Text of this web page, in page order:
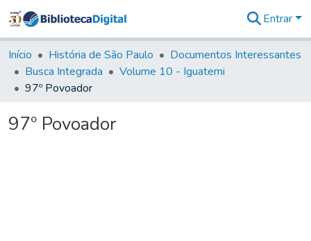
&
Coleções
Tudo na
Entrar
Início História de São Paulo
Documentos Interessantes
Busca Integrada
Volume 10 - Iguatemi
97º Povoador
97º Povoador